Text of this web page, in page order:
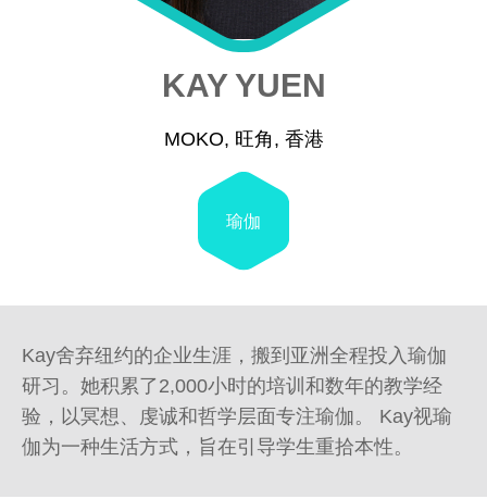
KAY YUEN
MOKO, 旺角, 香港
瑜伽
Kay舍弃纽约的企业生涯，搬到亚洲全程投入瑜伽
研习。她积累了2,000小时的培训和数年的教学经
验，以冥想、虔诚和哲学层面专注瑜伽。 Kay视瑜
伽为一种生活方式，旨在引导学生重拾本性。